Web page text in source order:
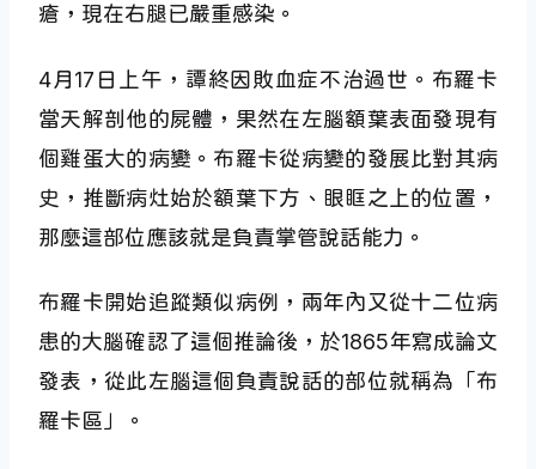
瘡，現在右腿已嚴重感染。
4月17日上午，譚終因敗血症不治過世。布羅卡
當天解剖他的屍體，果然在左腦額葉表面發現有
個雞蛋大的病變。布羅卡從病變的發展比對其病
史，推斷病灶始於額葉下方、眼眶之上的位置，
那麼這部位應該就是負責掌管說話能力。
布羅卡開始追蹤類似病例，兩年內又從十二位病
患的大腦確認了這個推論後，於1865年寫成論文
發表，從此左腦這個負責說話的部位就稱為「布
羅卡區」。